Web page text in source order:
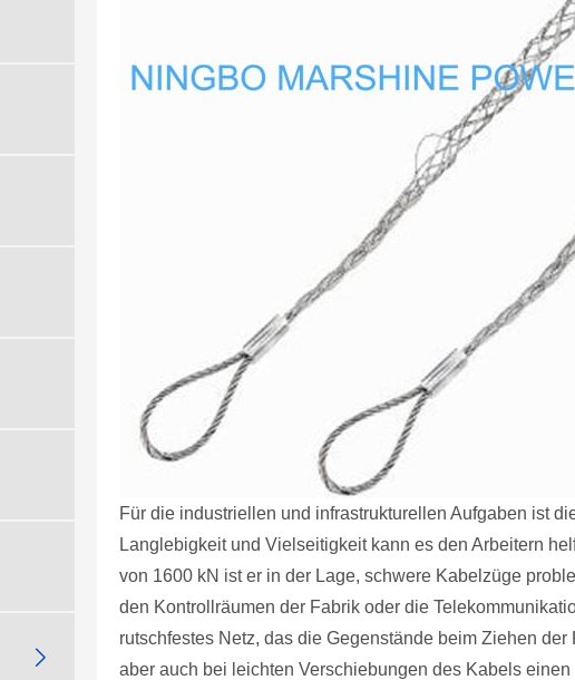

Für die industriellen und infrastrukturellen Aufgaben ist
Langlebigkeit und Vielseitigkeit kann es den Arbeitern
von 1600 kN ist er in der Lage, schwere Kabelzüge
den Kontrollräumen der Fabrik oder die
rutschfestes Netz, das die Gegenstände beim Ziehen
aber auch bei leichten Verschiebungen des Kabels